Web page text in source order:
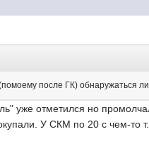
после ГК) обнаружаться
уже отметился но
У СКМ по 20 с чем-то